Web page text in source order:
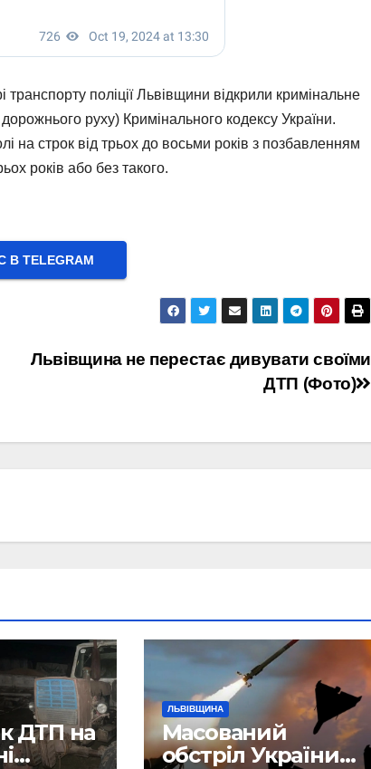
транспорту поліції Львівщини відкрили кримінальне
руху) Кримінального кодексу України.
на строк від трьох до восьми років з позбавленням
років або без такого.
ТELEGRAM
Львівщина не перестає дивувати своїми
ДТП (Фото)
ДТП на
ЛЬВІВЩИНА
Масований
обстріл України